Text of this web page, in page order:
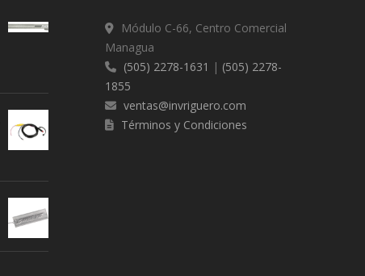
Módulo C-66, Centro Comercial
Managua
(505) 2278-1631 | (505) 2278-
1855
ventas@invriguero.com
Términos y Condiciones